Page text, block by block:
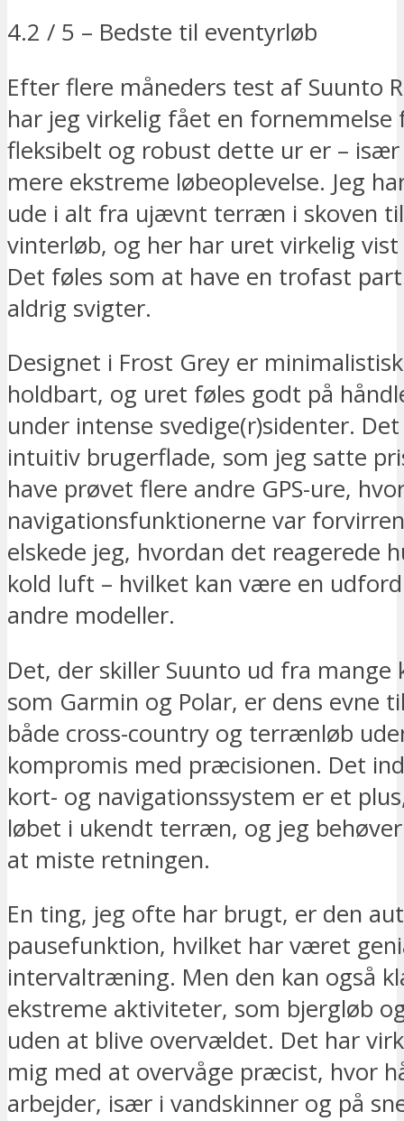
4.2 / 5 – Bedste til eventyrløb
Efter flere måneders test af Suunto
har jeg virkelig fået en fornemmelse
fleksibelt og robust dette ur er –
mere ekstreme løbeoplevelse. Jeg
ude i alt fra ujævnt terræn i skoven
vinterløb, og her har uret virkelig
Det føles som at have en trofast
aldrig svigter.
Designet i Frost Grey er
holdbart, og uret føles godt på
under intense svedige(r)sidenter.
intuitiv brugerflade, som jeg satte
have prøvet flere andre GPS-ure,
navigationsfunktionerne var
elskede jeg, hvordan det reagerede
kold luft – hvilket kan være en
andre modeller.
Det, der skiller Suunto ud fra mange
som Garmin og Polar, er dens evne
både cross-country og terrænløb
kompromis med præcisionen. Det
kort- og navigationssystem er et
løbet i ukendt terræn, og jeg
at miste retningen.
En ting, jeg ofte har brugt, er den
pausefunktion, hvilket har været
intervaltræning. Men den kan også
ekstreme aktiviteter, som bjergløb
uden at blive overvældet. Det har
mig med at overvåge præcist, hvor
arbejder, især i vandskinner og på